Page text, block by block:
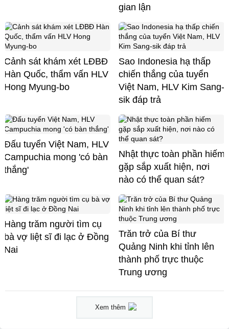
gian lận
Cảnh sát khám xét LĐBĐ
Hàn Quốc, thẩm vấn HLV
Hong Myung-bo
Sao Indonesia hạ thấp
chiến thắng của tuyển
Việt Nam, HLV Kim Sang-
sik đáp trả
Đấu tuyển Việt Nam, HLV
Campuchia mong 'có bàn
thắng'
Nhật thực toàn phần hiếm
gặp sắp xuất hiện, nơi
nào có thể quan sát?
Hàng trăm người tìm cụ
bà vợ liệt sĩ đi lạc ở Đồng
Nai
Trăn trở của Bí thư
Quảng Ninh khi tỉnh lên
thành phố trực thuộc
Trung ương
Xem thêm